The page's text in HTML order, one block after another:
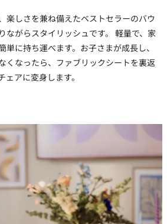
楽しさを兼ね備えたベストセラーのバウ
ながらスタイリッシュです。 軽量で、家
単に持ち運べます。お子さまが成長し、
くなったら、ファブリックシートを裏返
アに変身します。